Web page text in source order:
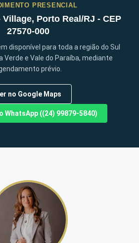
PRESENCIAL
Village, Porto Real/RJ - CEP
27570-000
disponível para toda a região do Sul
Verde e Vale do Paraíba, mediante
prévio.
no Google Maps
WhatsApp ((24) 99879-5840)